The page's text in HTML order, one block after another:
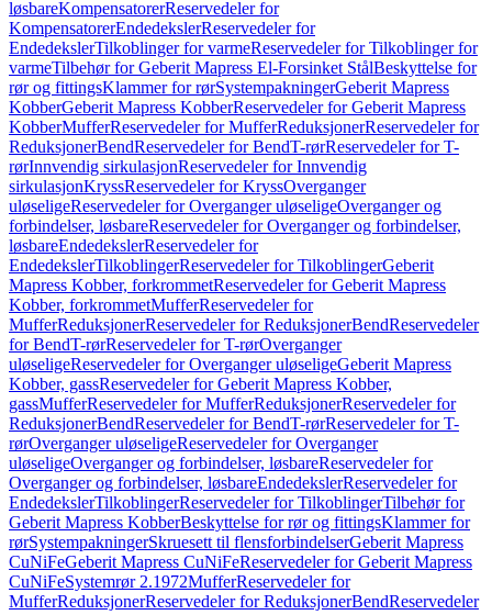
løsbareKompensatorerReservedeler for
KompensatorerEndedekslerReservedeler for
EndedekslerTilkoblinger for varmeReservedeler for Tilkoblinger for
varmeTilbehør for Geberit Mapress El-Forsinket StålBeskyttelse for
rør og fittingsKlammer for rørSystempakningerGeberit Mapress
KobberGeberit Mapress KobberReservedeler for Geberit Mapress
KobberMufferReservedeler for MufferReduksjonerReservedeler for
ReduksjonerBendReservedeler for BendT-rørReservedeler for T-
rørInnvendig sirkulasjonReservedeler for Innvendig
sirkulasjonKryssReservedeler for KryssOverganger
uløseligeReservedeler for Overganger uløseligeOverganger og
forbindelser, løsbareReservedeler for Overganger og forbindelser,
løsbareEndedekslerReservedeler for
EndedekslerTilkoblingerReservedeler for TilkoblingerGeberit
Mapress Kobber, forkrommetReservedeler for Geberit Mapress
Kobber, forkrommetMufferReservedeler for
MufferReduksjonerReservedeler for ReduksjonerBendReservedeler
for BendT-rørReservedeler for T-rørOverganger
uløseligeReservedeler for Overganger uløseligeGeberit Mapress
Kobber, gassReservedeler for Geberit Mapress Kobber,
gassMufferReservedeler for MufferReduksjonerReservedeler for
ReduksjonerBendReservedeler for BendT-rørReservedeler for T-
rørOverganger uløseligeReservedeler for Overganger
uløseligeOverganger og forbindelser, løsbareReservedeler for
Overganger og forbindelser, løsbareEndedekslerReservedeler for
EndedekslerTilkoblingerReservedeler for TilkoblingerTilbehør for
Geberit Mapress KobberBeskyttelse for rør og fittingsKlammer for
rørSystempakningerSkruesett til flensforbindelserGeberit Mapress
CuNiFeGeberit Mapress CuNiFeReservedeler for Geberit Mapress
CuNiFeSystemrør 2.1972MufferReservedeler for
MufferReduksjonerReservedeler for ReduksjonerBendReservedeler